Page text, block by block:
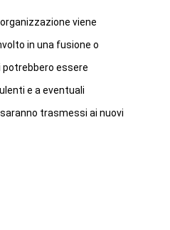
viene
in una fusione o
essere
e a eventuali
trasmessi ai nuovi